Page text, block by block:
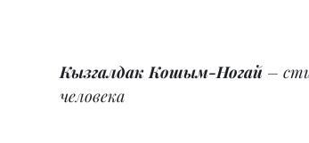
Кызгалдак Кошым-Ногай –
человека